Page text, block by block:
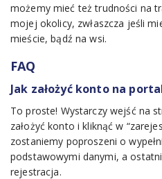
możemy mieć też trudności na
mojej okolicy, zwłaszcza jeśli
mieście, bądź na wsi.
FAQ
Jak założyć konto na
To proste! Wystarczy wejść na
założyć konto i kliknąć w
zostaniemy poproszeni o
podstawowymi danymi, a
rejestracja.